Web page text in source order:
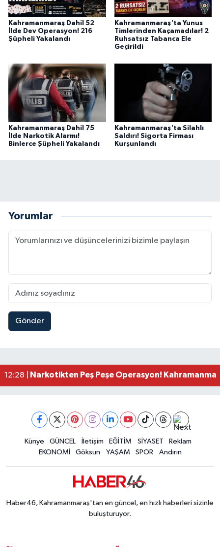
Kahramanmaraş Dahil 52
İlde Dev Operasyon! 216
Şüpheli Yakalandı
Kahramanmaraş'ta Yunus
Timlerinden Kaçamadılar! 2
Ruhsatsız Tabanca Ele
Geçirildi
Kahramanmaraş Dahil 75
İlde Narkotik Alarmı!
Binlerce Şüpheli Yakalandı
Kahramanmaraş'ta Silahlı
Saldırı! Sigorta Firması
Kurşunlandı
Yorumlar
Gönder
21:56 |Kahramanmaraş'ta Gazneliler Caddesi Yeni
12:28 |
Narkotikten Peş Peşe Operasyon!
12:20 |Dedublüman KAFUM'u Salladı!
Kahramanmaraş Ticaret ve Sanayi Odası Yeni
Kahramanmaraş Göksun 3,7 Büyüklüğündeki
Künye GÜNCEL İletişim EĞİTİM SİYASET
Reklam
EKONOMİ
Göksun YAŞAM SPOR Andırın
Haber46, Kahramanmaraş'tan en güncel, en hızlı haberleri sizinle
buluşturuyor.